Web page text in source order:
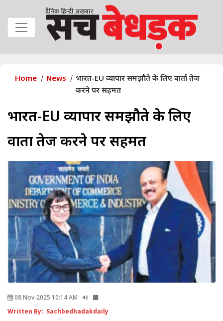
Home News
भारत-EU व्यापार समझौते के लिए वार्ता तेज
करने पर सहमत
भारत-EU व्यापार समझौते के लिए
वार्ता तेज करने पर सहमत
08 Nov-2025 10:14 AM
Written By: Sachbedhadakdaily